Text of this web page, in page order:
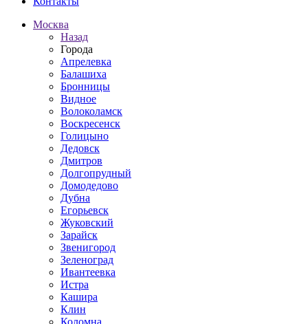
Москва
Назад
Города
Апрелевка
Балашиха
Бронницы
Видное
Волоколамск
Воскресенск
Голицыно
Дедовск
Дмитров
Долгопрудный
Домодедово
Дубна
Егорьевск
Жуковский
Зарайск
Звенигород
Зеленоград
Ивантеевка
Истра
Кашира
Клин
Коломна